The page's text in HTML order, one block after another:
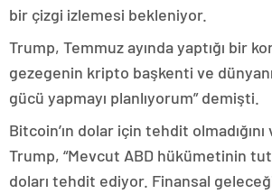
bir çizgi izlemesi bekleniyor.
Trump, Temmuz ayında yaptığı bir
gezegenin kripto başkenti ve
gücü yapmayı planlıyorum” demişti.
Bitcoin’ın dolar için tehdit
Trump, “Mevcut ABD hükümetinin
doları tehdit ediyor. Finansal